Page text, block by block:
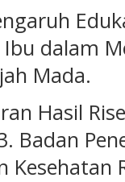
dalam
Mada.
Hasil
Badan
Kesehatan